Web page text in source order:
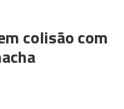
colisão com